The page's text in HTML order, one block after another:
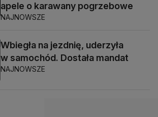
apele o karawany pogrzebowe
NAJNOWSZE
Wbiegła na jezdnię, uderzyła
w samochód. Dostała mandat
NAJNOWSZE